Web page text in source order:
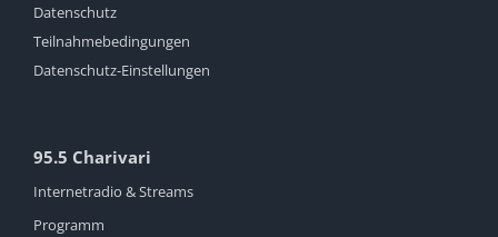
Datenschutz
Teilnahmebedingungen
Datenschutz-Einstellungen
95.5 Charivari
Internetradio & Streams
Programm